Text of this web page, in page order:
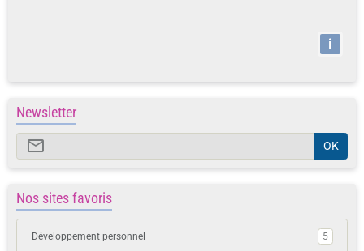
i
Newsletter
OK
Nos sites favoris
Développement personnel 5